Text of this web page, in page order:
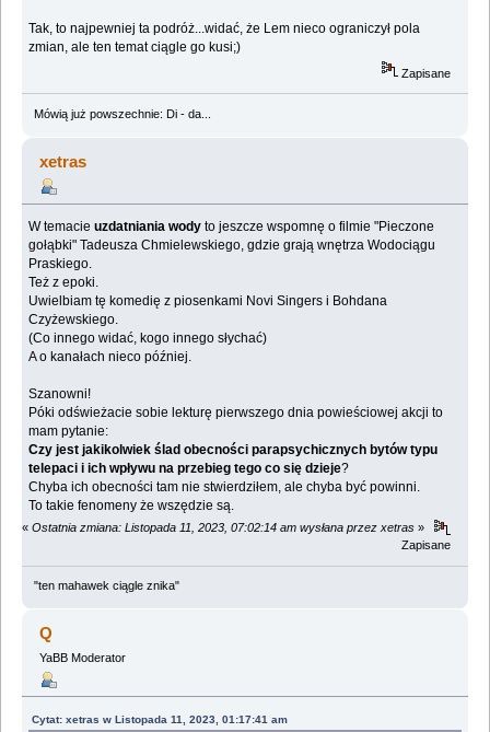
Tak, to najpewniej ta podróż...widać, że Lem nieco ograniczył pola
zmian, ale ten temat ciągle go kusi;)
Zapisane
Mówią już powszechnie: Di - da...
xetras
W temacieuzdatniania wody to jeszcze wspomnę o filmie "Pieczone
gołąbki" Tadeusza Chmielewskiego, gdzie grają wnętrza Wodociągu
Praskiego.
Też z epoki.
Uwielbiam tę komedię z piosenkami Novi Singers i Bohdana
Czyżewskiego.
(Co innego widać, kogo innego słychać)
A o kanałach nieco później.
Szanowni!
Póki odświeżacie sobie lekturę pierwszego dnia powieściowej akcji to
mam pytanie:
Czy jest jakikolwiek ślad obecności parapsychicznych bytów typu
telepaci i ich wpływu na przebieg tego co się dzieje?
Chyba ich obecności tam nie stwierdziłem, ale chyba być powinni.
To takie fenomeny że wszędzie są.
« Ostatnia zmiana: Listopada 11, 2023, 07:02:14 am wysłana przez xetras »
Zapisane
"ten mahawek ciągle znika"
Q
YaBB Moderator
Cytat: xetras w Listopada 11, 2023, 01:17:41 am